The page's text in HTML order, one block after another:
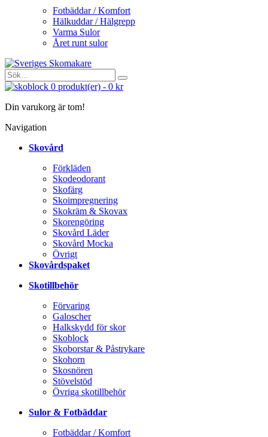
Fotbäddar / Komfort
Hälkuddar / Hälgrepp
Varma Sulor
Året runt sulor
0 produkt(er) - 0 kr
Din varukorg är tom!
Navigation
Skovård
Förkläden
Skodeodorant
Skofärg
Skoimpregnering
Skokräm & Skovax
Skorengöring
Skovård Läder
Skovård Mocka
Övrigt
Skovårdspaket
Skotillbehör
Förvaring
Galoscher
Halkskydd för skor
Skoblock
Skoborstar & Påstrykare
Skohorn
Skosnören
Stövelstöd
Övriga skotillbehör
Sulor & Fotbäddar
Fotbäddar / Komfort